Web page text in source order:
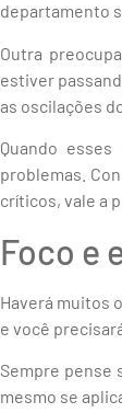
departamento
Outra
estiver
as oscilações
Quando
problemas.
críticos, vale a
Foco e
Haverá muitos
e você
Sempre pense
mesmo se